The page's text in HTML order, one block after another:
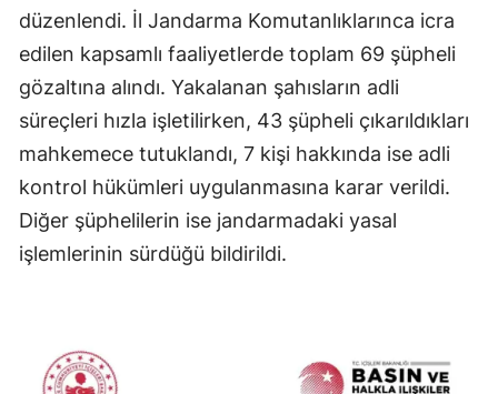
düzenlendi. İl Jandarma Komutanlıklarınca icra
edilen kapsamlı faaliyetlerde toplam 69 şüpheli
gözaltına alındı. Yakalanan şahısların adli
süreçleri hızla işletilirken, 43 şüpheli çıkarıldıkları
mahkemece tutuklandı, 7 kişi hakkında ise adli
kontrol hükümleri uygulanmasına karar verildi.
Diğer şüphelilerin ise jandarmadaki yasal
işlemlerinin sürdüğü bildirildi.